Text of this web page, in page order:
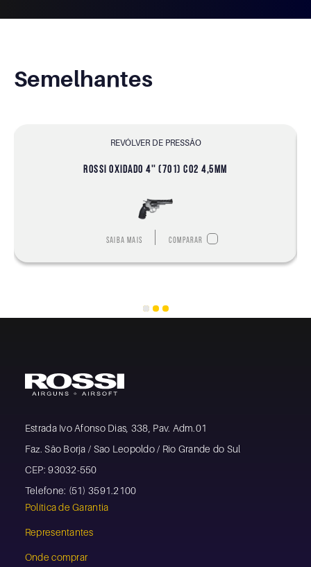
Semelhantes
REVÓLVER DE PRESSÃO
ROSSI OXIDADO 4'' (701) CO2 4,5MM
Saiba mais Comparar
Estrada Ivo Afonso Dias, 338, Pav. Adm.01
Faz. São Borja / Sao Leopoldo / Rio Grande do Sul
CEP: 93032-550
Telefone: (51) 3591.2100
Política de Garantia
Representantes
Onde comprar